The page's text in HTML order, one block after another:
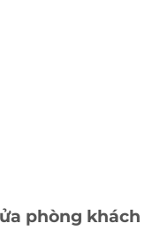
phòng khách